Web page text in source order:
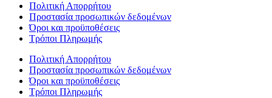
Πολιτική Απορρήτου
Προστασία προσωπικών δεδομένων
Όροι και προϋποθέσεις
Τρόποι Πληρωμής
Πολιτική Απορρήτου
Προστασία προσωπικών δεδομένων
Όροι και προϋποθέσεις
Τρόποι Πληρωμής